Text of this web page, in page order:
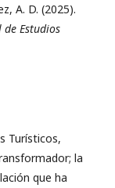
A. D. (2025).
de Estudios
Turísticos,
la
que ha